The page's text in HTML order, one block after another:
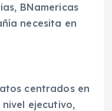
BNamericas
necesita en
centrados en
ejecutivo,